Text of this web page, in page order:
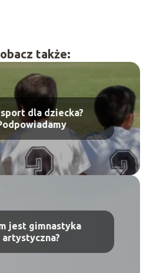
także:
dla dziecka?
jest gimnastyka
artystyczna?